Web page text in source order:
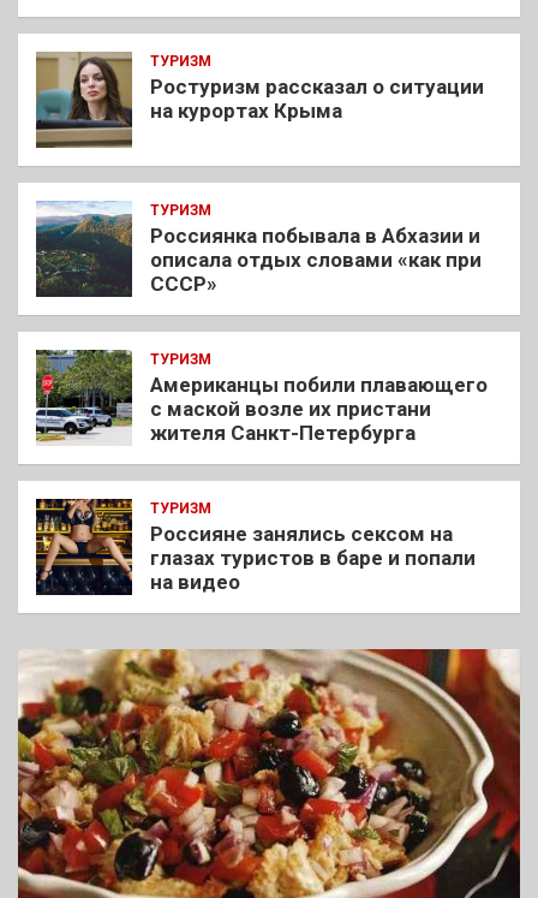
ТУРИЗМ
Ростуризм рассказал о ситуации
на курортах Крыма
ТУРИЗМ
Россиянка побывала в Абхазии и
описала отдых словами «как при
СССР»
ТУРИЗМ
Американцы побили плавающего
с маской возле их пристани
жителя Санкт-Петербурга
ТУРИЗМ
Россияне занялись сексом на
глазах туристов в баре и попали
на видео